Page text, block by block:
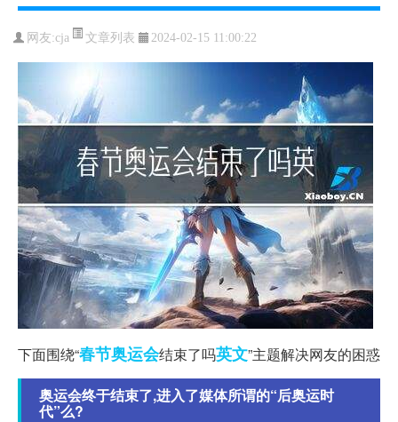
网友:cja 文章列表 2024-02-15 11:00:22
下面围绕“春节奥运会结束了吗英文”主题解决网友的困惑
奥运会终于结束了,进入了媒体所谓的“后奥运时
代”么?